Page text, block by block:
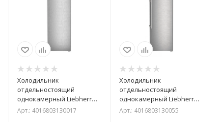
Холодильник
отдельностоящий
однокамерный Liebherr
SRsfd 5220-22 001
Арт.: 4016803130017
Холодильник
отдельностоящий
однокамерный Liebherr
SRsdd 5230-22 001
Арт.: 4016803130055